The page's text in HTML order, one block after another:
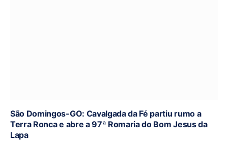
São Domingos-GO: Cavalgada da Fé partiu rumo a
Terra Ronca e abre a 97ª Romaria do Bom Jesus da
Lapa